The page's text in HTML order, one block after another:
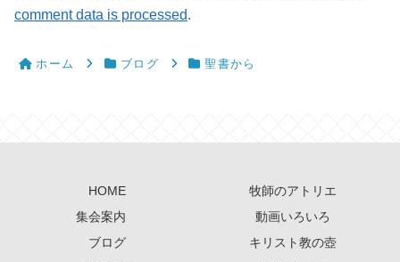
comment data is processed.
ホーム ブログ 聖書から
HOME
牧師のアトリエ
集会案内
動画いろいろ
ブログ
キリスト教の壺